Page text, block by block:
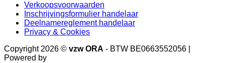
Verkoopsvoorwaarden
Inschrijvingsformulier handelaar
Deelnamereglement handelaar
Privacy & Cookies
Copyright 2026 © vzw ORA - BTW BE0663552056 |
Powered by